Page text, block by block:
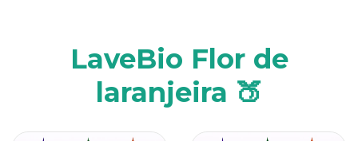
LaveBio Flor de
laranjeira 🍑